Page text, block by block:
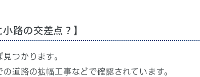
路の交差点？】
つかります。
道路の拡幅工事などで確認されています。